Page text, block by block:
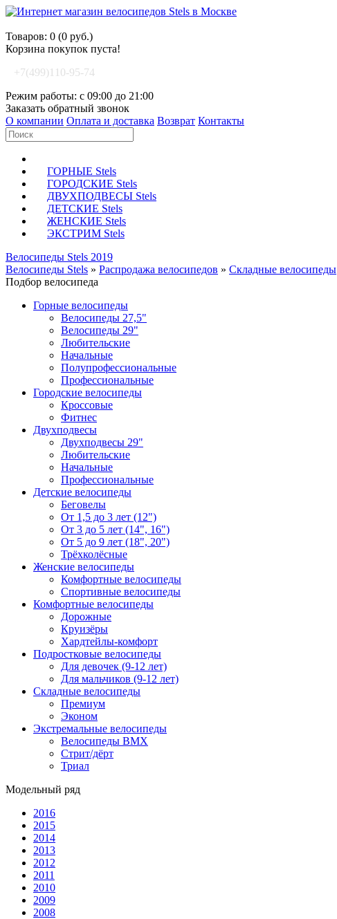
Товаров: 0 (0 руб.)
Корзина покупок пуста!
+7(499)110-95-74
Режим работы: с 09:00 до 21:00
Заказать обратный звонок
О компании Оплата и доставка Возврат Контакты
ГОРНЫЕ Stels
ГОРОДСКИЕ Stels
ДВУХПОДВЕСЫ Stels
ДЕТСКИЕ Stels
ЖЕНСКИЕ Stels
ЭКСТРИМ Stels
Велосипеды Stels 2019
Велосипеды Stels » Распродажа велосипедов » Складные велосипеды
Подбор велосипеда
Горные велосипеды
Велосипеды 27,5"
Велосипеды 29"
Любительские
Начальные
Полупрофессиональные
Профессиональные
Городские велосипеды
Кроссовые
Фитнес
Двухподвесы
Двухподвесы 29"
Любительские
Начальные
Профессиональные
Детские велосипеды
Беговелы
От 1,5 до 3 лет (12")
От 3 до 5 лет (14", 16")
От 5 до 9 лет (18", 20")
Трёхколёсные
Женские велосипеды
Комфортные велосипеды
Спортивные велосипеды
Комфортные велосипеды
Дорожные
Круизёры
Хардтейлы-комфорт
Подростковые велосипеды
Для девочек (9-12 лет)
Для мальчиков (9-12 лет)
Складные велосипеды
Премиум
Эконом
Экстремальные велосипеды
Велосипеды BMX
Стрит/дёрт
Триал
Модельный ряд
2016
2015
2014
2013
2012
2011
2010
2009
2008